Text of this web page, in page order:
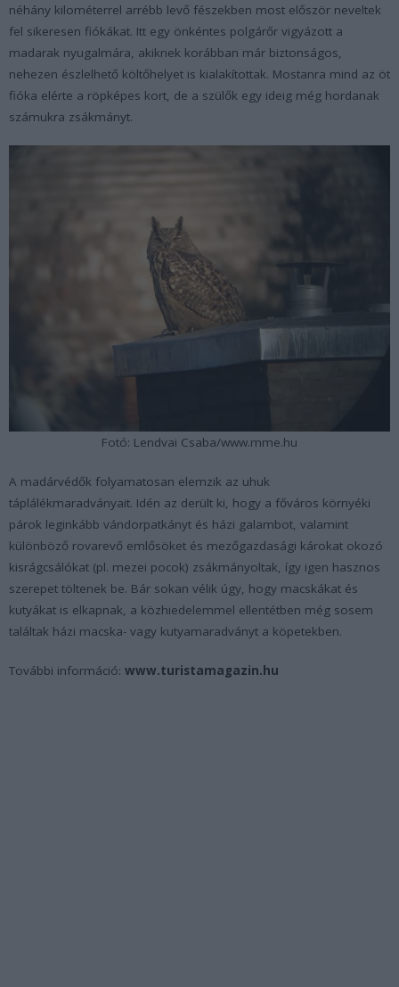
néhány kilométerrel arrébb levő fészekben most először neveltek
fel sikeresen fiókákat. Itt egy önkéntes polgárőr vigyázott a
madarak nyugalmára, akiknek korábban már biztonságos,
nehezen észlelhető költőhelyet is kialakítottak. Mostanra mind az öt
fióka elérte a röpképes kort, de a szülők egy ideig még hordanak
számukra zsákmányt.
Fotó: Lendvai Csaba/www.mme.hu
A madárvédők folyamatosan elemzik az uhuk
táplálékmaradványait. Idén az derült ki, hogy a főváros környéki
párok leginkább vándorpatkányt és házi galambot, valamint
különböző rovarevő emlősöket és mezőgazdasági károkat okozó
kisrágcsálókat (pl. mezei pocok) zsákmányoltak, így igen hasznos
szerepet töltenek be. Bár sokan vélik úgy, hogy macskákat és
kutyákat is elkapnak, a közhiedelemmel ellentétben még sosem
találtak házi macska- vagy kutyamaradványt a köpetekben.
További információ: www.turistamagazin.hu